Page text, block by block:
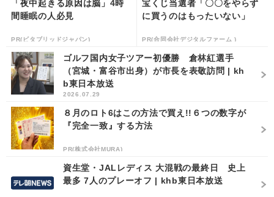
「夜中起きる原因は脳」4時
間睡眠の人必見
PR(ビタブリッドジャパン)
宝くじ当選者「〇〇をやらず
に買うのはもったいない」
PR(合同会社デジタルファーム )
ゴルフ国内女子ツアー初優勝 倉林紅選手
（宮城・富谷市出身）が市長を表敬訪問 | kh
b東日本放送
2026.07.29
８月のロト6はこの方法で買え!!６つの数字が
『完全一致』する方法
PR(株式会社MURA)
資生堂・JALレディス 大混戦の最終日 史上
最多 7人のプレーオフ | khb東日本放送